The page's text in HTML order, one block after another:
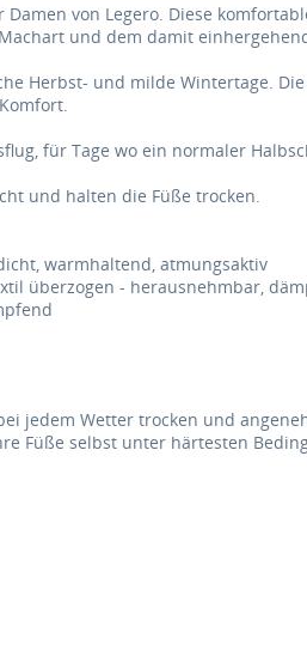
von Legero. Diese
und dem damit
Herbst- und milde Wintertage.
für Tage wo ein normaler
und halten die Füße trocken.
warmhaltend, atmungsaktiv
überzogen - herausnehmbar,
jedem Wetter trocken und
Füße selbst unter härtesten